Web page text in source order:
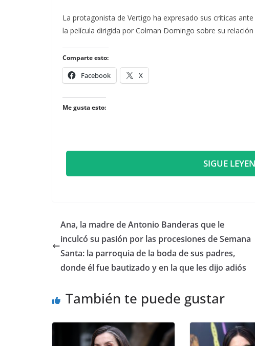
​La protagonista de Vertigo ha expresado sus críticas
la película dirigida por Colman Domingo sobre su relación
Comparte esto:
Facebook X
Me gusta esto:
SIGUE
​Ana, la madre de Antonio Banderas que le
inculcó su pasión por las procesiones de Semana
Santa: la parroquia de la boda de sus padres,
donde él fue bautizado y en la que les dijo adiós
También te puede gustar